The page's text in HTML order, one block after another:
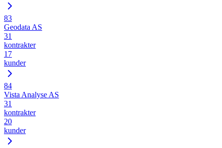
83
Geodata AS
31
kontrakter
17
kunder
84
Vista Analyse AS
31
kontrakter
20
kunder